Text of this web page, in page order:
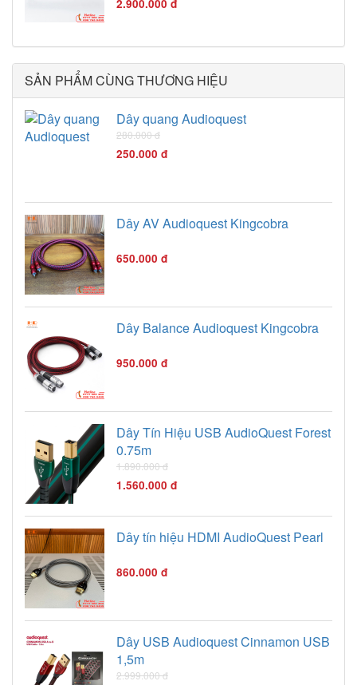
2.900.000 đ
SẢN PHẨM CÙNG THƯƠNG HIỆU
Dây quang Audioquest
280.000 đ
250.000 đ
Dây AV Audioquest Kingcobra
650.000 đ
Dây Balance Audioquest Kingcobra
950.000 đ
Dây Tín Hiệu USB AudioQuest Forest
0.75m
1.890.000 đ
1.560.000 đ
Dây tín hiệu HDMI AudioQuest Pearl
860.000 đ
Dây USB Audioquest Cinnamon USB
1,5m
2.999.000 đ